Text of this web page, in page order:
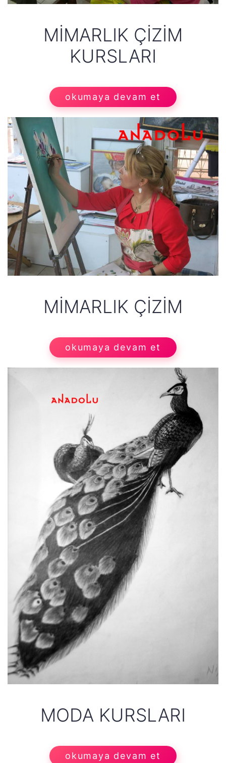
MIMARLIK ÇIZIM
KURSLARI
okumaya devam et
MIMARLIK ÇIZIM
okumaya devam et
MODA KURSLARI
okumaya devam et